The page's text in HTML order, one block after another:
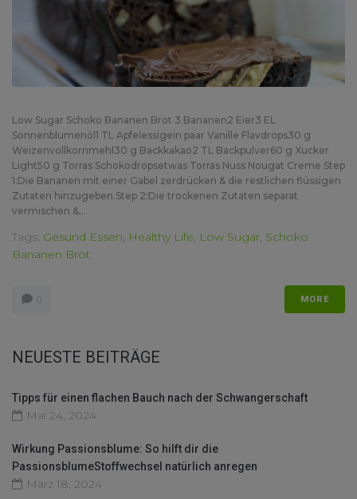
Low Sugar Schoko Bananen Brot 3 Bananen2 Eier3 EL
Sonnenblumenöl1 TL Apfelessigein paar Vanille Flavdrops30 g
Weizenvollkornmehl30 g Backkakao2 TL Backpulver60 g Xucker
Light50 g Torras Schokodropsetwas Torras Nuss Nougat Creme Step
1:Die Bananen mit einer Gabel zerdrücken & die restlichen flüssigen
Zutaten hinzugeben.Step 2:Die trockenen Zutaten separat
vermischen &...
Tags: Gesund Essen, Healthy Life, Low Sugar, Schoko
Bananen Brot
MORE
NEUESTE BEITRÄGE
Tipps für einen flachen Bauch nach der Schwangerschaft
Mai 24, 2024
Wirkung Passionsblume: So hilft dir die
PassionsblumeStoffwechsel natürlich anregen
März 18, 2024